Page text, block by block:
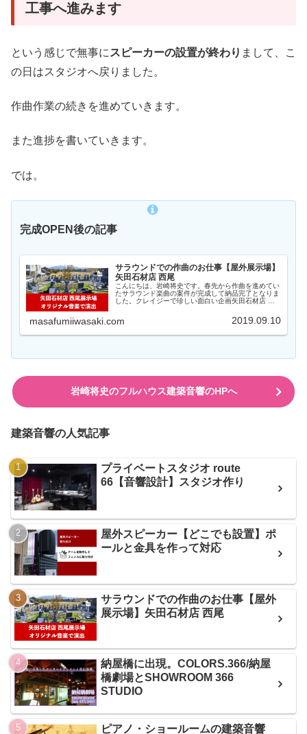
工事へ進みます
という感じで無事に スピーカーの設置が終わり まして、こ
の日はスタジオへ戻りました。
作曲作業の続きを進めていきます。
また進捗を書いていきます。
では。
完成OPEN後の記事
サラウンドでの作曲のお仕事【屋外展示場】
矢田石材店 西尾
こんにちは、岩崎将史です。春先から作曲を進めてい
たサラウンド楽曲の案件が完成して納品完了となりま
した。クレイジーで珍しい面白い企画矢田石材店 西
masafumiiwasaki.com 2019.09.10
岩崎将史のフルハウス建築音響のHPへ
建築音響の人気記事
プライベートスタジオ route
66【音響設計】スタジオ作り
屋外スピーカー【どこでも設置】ポ
ールと金具を作って対応
サラウンドでの作曲のお仕事【屋外
展示場】矢田石材店 西尾
納屋橋に出現。COLORS.366/納屋
橋劇場とSHOWROOM 366
STUDIO
ピアノ・ショールームの建築音響